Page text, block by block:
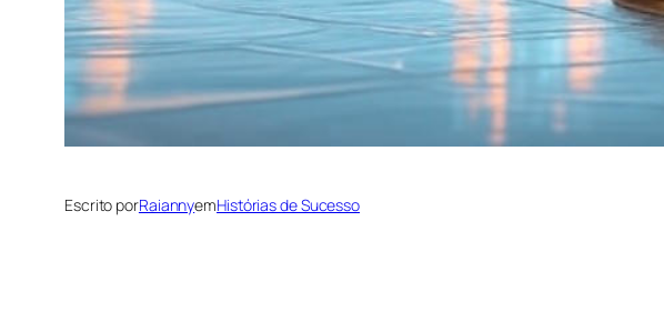
Escrito porRaiannyemHistórias de Sucesso